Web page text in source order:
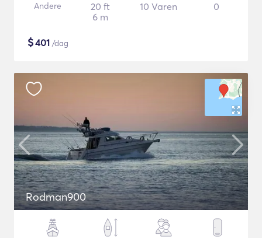
Andere
20 ft
6 m
10 Varen 0
$401 /dag
Rodman900